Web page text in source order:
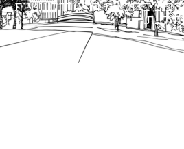
בהוראות הדין הרלוונטיות
לעת.